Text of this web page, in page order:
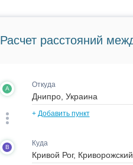
Расчет расстояний
A Откуда
+ Добавить пункт
B Куда